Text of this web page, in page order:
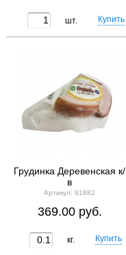
шт.
Грудинка Деревенская к/
в
Артикул: 81882
369.00 руб.
кг.